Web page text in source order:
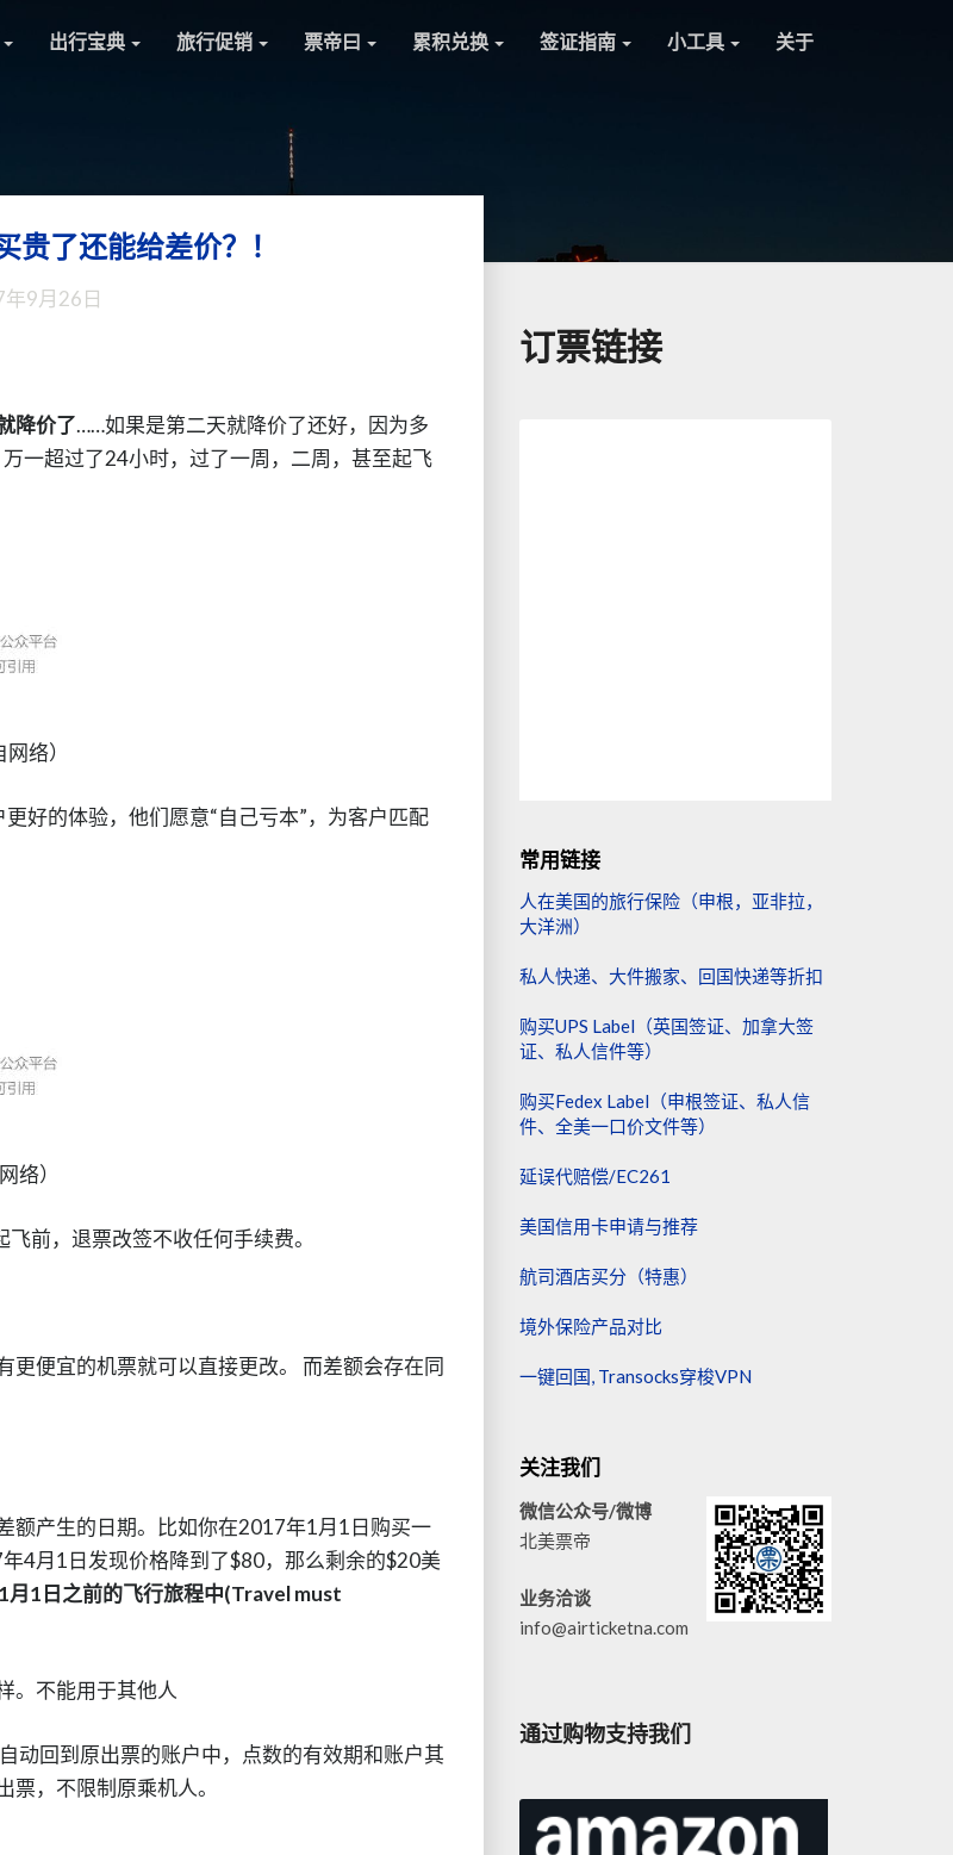
出行宝典 旅行促销 票帝曰 累积兑换 签证指南 小工具 关于
贵了还能给差价？！
9月26日
降价了……如果是第二天就降价了还好，因为多
一超过了24小时，过了一周，二周，甚至起飞
络）
好的体验，他们愿意“自己亏本”，为客户匹配
络）
前，退票改签不收任何手续费。
便宜的机票就可以直接更改。 而差额会存在同
额产生的日期。比如你在2017年1月1日购买一
4月1日发现价格降到了$80，那么剩余的$20美
月1日之前的飞行旅程中(Travel must
。不能用于其他人
动回到原出票的账户中，点数的有效期和账户其
，不限制原乘机人。
订票链接
常用链接
人在美国的旅行保险（申根，亚非拉，
大洋洲）
私人快递、大件搬家、回国快递等折扣
购买UPS Label（英国签证、加拿大签
证、私人信件等）
购买Fedex Label（申根签证、私人信
件、全美一口价文件等）
延误代赔偿/EC261
美国信用卡申请与推荐
航司酒店买分（特惠）
境外保险产品对比
一键回国, Transocks穿梭VPN
关注我们
微信公众号/微博
北美票帝
业务洽谈
info@airticketna.com
通过购物支持我们